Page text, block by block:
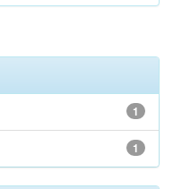
1
1